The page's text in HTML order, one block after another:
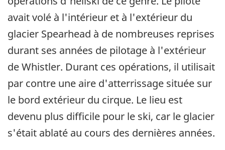
avait volé à l'intérieur et à l'extérieur du
glacier Spearhead à de nombreuses reprises
durant ses années de pilotage à l'extérieur
de Whistler. Durant ces opérations, il utilisait
par contre une aire d'atterrissage située sur
le bord extérieur du cirque. Le lieu est
devenu plus difficile pour le ski, car le glacier
s'était ablaté au cours des dernières années.